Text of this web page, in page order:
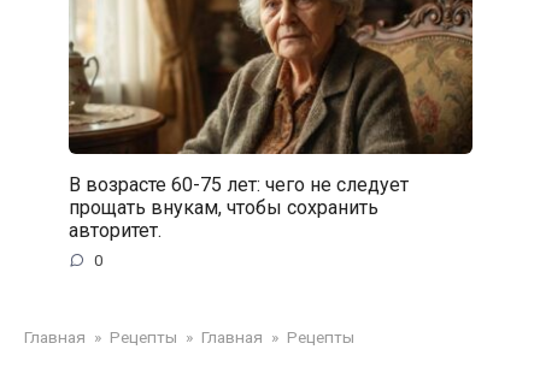
В возрасте 60-75 лет: чего не следует
прощать внукам, чтобы сохранить
авторитет.
0
Главная » Рецепты » Главная » Рецепты